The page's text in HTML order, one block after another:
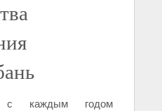
с каждым годом